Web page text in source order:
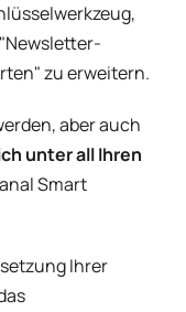
zu erweitern.
aber auch
unter all Ihren
Smart
Ihrer